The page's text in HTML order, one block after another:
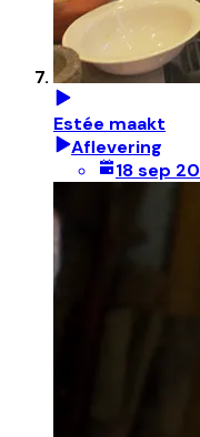
Estée maakt
Aflevering
18 sep 20